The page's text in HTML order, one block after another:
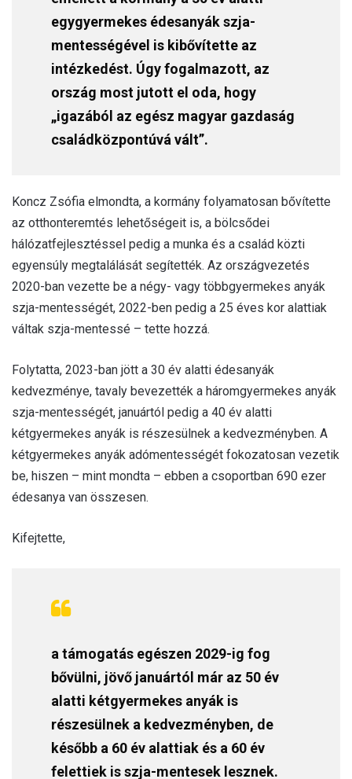
egygyermekes édesanyák szja-
mentességével is kibővítette az
intézkedést. Úgy fogalmazott, az
ország most jutott el oda, hogy
„igazából az egész magyar gazdaság
családközpontúvá vált”.
Koncz Zsófia elmondta, a kormány folyamatosan bővítette
az otthonteremtés lehetőségeit is, a bölcsődei
hálózatfejlesztéssel pedig a munka és a család közti
egyensúly megtalálását segítették. Az országvezetés
2020-ban vezette be a négy- vagy többgyermekes anyák
szja-mentességét, 2022-ben pedig a 25 éves kor alattiak
váltak szja-mentessé – tette hozzá.
Folytatta, 2023-ban jött a 30 év alatti édesanyák
kedvezménye, tavaly bevezették a háromgyermekes anyák
szja-mentességét, januártól pedig a 40 év alatti
kétgyermekes anyák is részesülnek a kedvezményben. A
kétgyermekes anyák adómentességét fokozatosan vezetik
be, hiszen – mint mondta – ebben a csoportban 690 ezer
édesanya van összesen.
Kifejtette,
a támogatás egészen 2029-ig fog
bővülni, jövő januártól már az 50 év
alatti kétgyermekes anyák is
részesülnek a kedvezményben, de
később a 60 év alattiak és a 60 év
felettiek is szja-mentesek lesznek.